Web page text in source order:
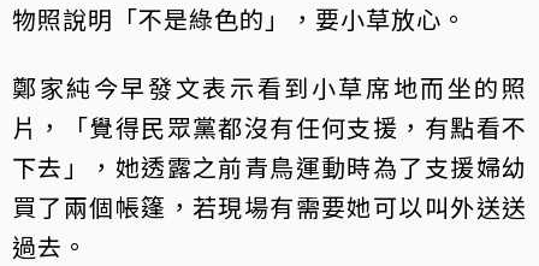
物照說明「不是綠色的」，要小草放心。
鄭家純今早發文表示看到小草席地而坐的照
片，「覺得民眾黨都沒有任何支援，有點看不
下去」，她透露之前青鳥運動時為了支援婦幼
買了兩個帳篷，若現場有需要她可以叫外送送
過去。